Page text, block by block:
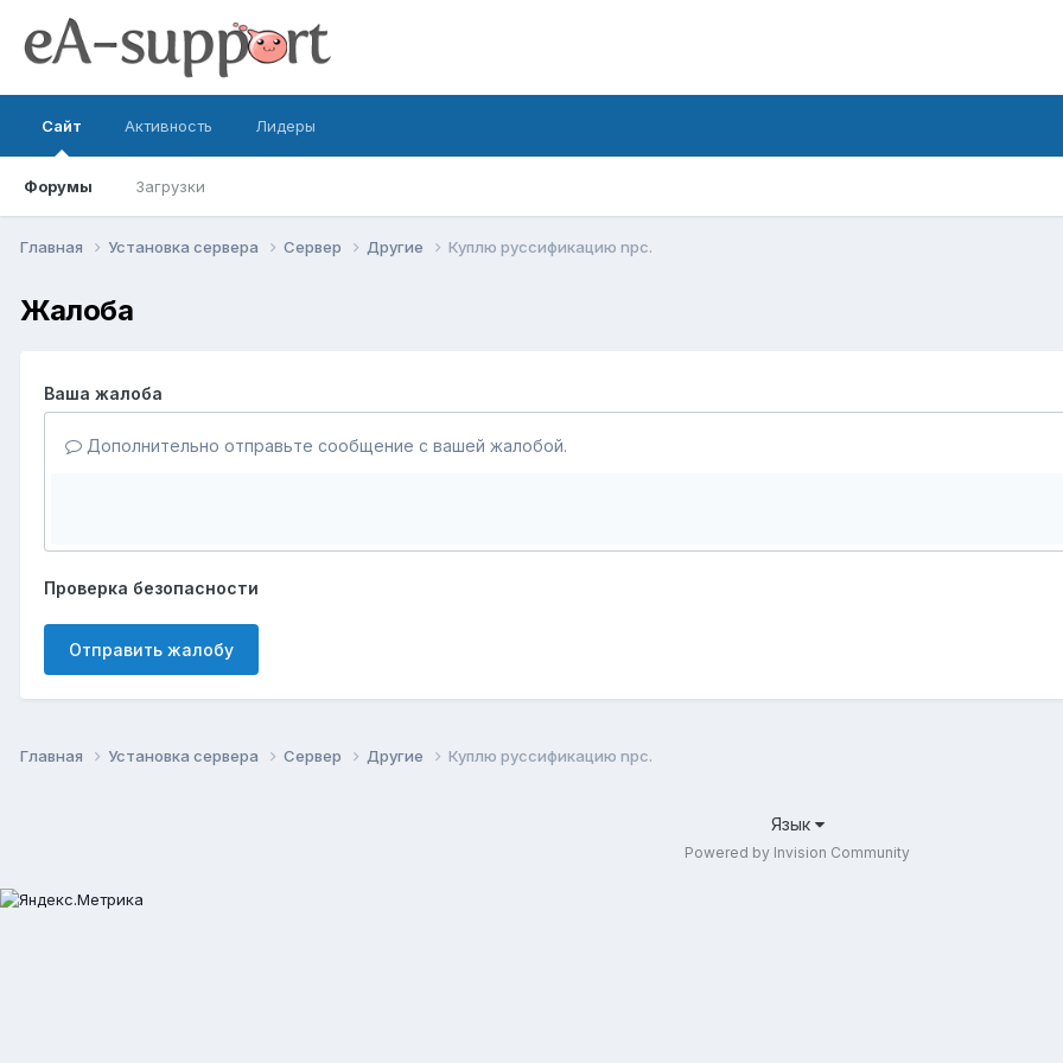
Сайт
Форумы Загрузки
Активность Лидеры
Главная Установка сервера Сервер Другие Куплю руссификацию npc.
Жалоба
Ваша жалоба
Дополнительно отправьте сообщение с вашей жалобой.
Проверка безопасности
Отправить жалобу
Главная Установка сервера Сервер Другие Куплю руссификацию npc.
Язык
Powered by Invision Community